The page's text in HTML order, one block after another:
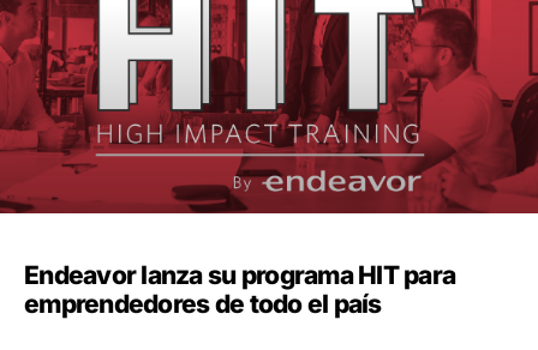
Endeavor lanza su programa HIT para
emprendedores de todo el país